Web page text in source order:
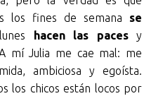
los fines de semana se
hacen las pacesy
mí Julia me cae mal: me
ambiciosa y egoísta.
los chicos están locos por